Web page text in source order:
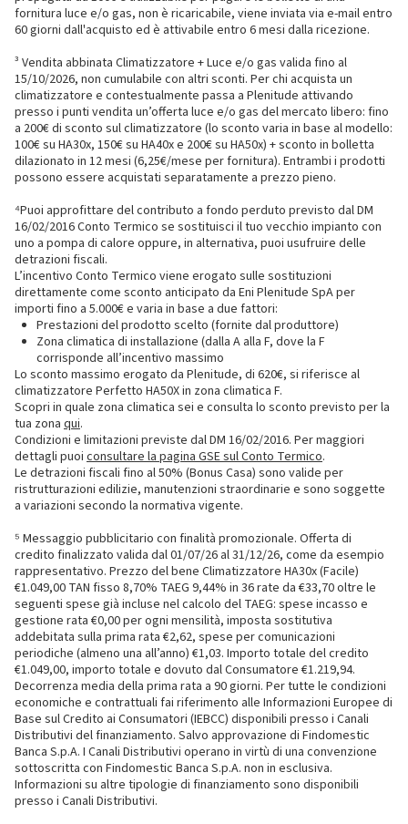
fornitura luce e/o gas, non è ricaricabile, viene inviata via e-mail entro
60 giorni dall'acquisto ed è attivabile entro 6 mesi dalla ricezione.
³ Vendita abbinata Climatizzatore + Luce e/o gas valida fino al
15/10/2026, non cumulabile con altri sconti. Per chi acquista un
climatizzatore e contestualmente passa a Plenitude attivando
presso i punti vendita un’offerta luce e/o gas del mercato libero: fino
a 200€ di sconto sul climatizzatore (lo sconto varia in base al modello:
100€ su HA30x, 150€ su HA40x e 200€ su HA50x) + sconto in bolletta
dilazionato in 12 mesi (6,25€/mese per fornitura). Entrambi i prodotti
possono essere acquistati separatamente a prezzo pieno.
⁴Puoi approfittare del contributo a fondo perduto previsto dal DM
16/02/2016 Conto Termico se sostituisci il tuo vecchio impianto con
uno a pompa di calore oppure, in alternativa, puoi usufruire delle
detrazioni fiscali.
L’incentivo Conto Termico viene erogato sulle sostituzioni
direttamente come sconto anticipato da Eni Plenitude SpA per
importi fino a 5.000€ e varia in base a due fattori:
Prestazioni del prodotto scelto (fornite dal produttore)
Zona climatica di installazione (dalla A alla F, dove la F
corrisponde all’incentivo massimo
Lo sconto massimo erogato da Plenitude, di 620€, si riferisce al
climatizzatore Perfetto HA50X in zona climatica F.
Scopri in quale zona climatica sei e consulta lo sconto previsto per la
tua zona qui.
Condizioni e limitazioni previste dal DM 16/02/2016. Per maggiori
dettagli puoi consultare la pagina GSE sul Conto Termico.
Le detrazioni fiscali fino al 50% (Bonus Casa) sono valide per
ristrutturazioni edilizie, manutenzioni straordinarie e sono soggette
a variazioni secondo la normativa vigente.
⁵ Messaggio pubblicitario con finalità promozionale. Offerta di
credito finalizzato valida dal 01/07/26 al 31/12/26, come da esempio
rappresentativo. Prezzo del bene Climatizzatore HA30x (Facile)
€1.049,00 TAN fisso 8,70% TAEG 9,44% in 36 rate da €33,70 oltre le
seguenti spese già incluse nel calcolo del TAEG: spese incasso e
gestione rata €0,00 per ogni mensilità, imposta sostitutiva
addebitata sulla prima rata €2,62, spese per comunicazioni
periodiche (almeno una all’anno) €1,03. Importo totale del credito
€1.049,00, importo totale e dovuto dal Consumatore €1.219,94.
Decorrenza media della prima rata a 90 giorni. Per tutte le condizioni
economiche e contrattuali fai riferimento alle Informazioni Europee di
Base sul Credito ai Consumatori (IEBCC) disponibili presso i Canali
Distributivi del finanziamento. Salvo approvazione di Findomestic
Banca S.p.A. I Canali Distributivi operano in virtù di una convenzione
sottoscritta con Findomestic Banca S.p.A. non in esclusiva.
Informazioni su altre tipologie di finanziamento sono disponibili
presso i Canali Distributivi.